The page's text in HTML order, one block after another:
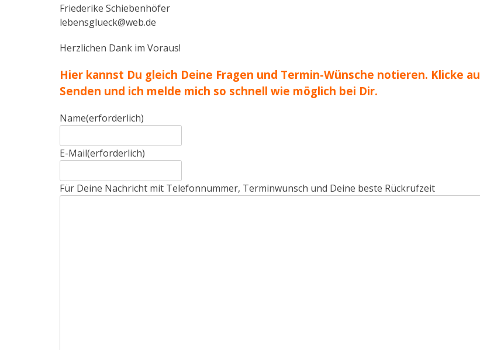
Friederike Schiebenhöfer
lebensglueck@web.de
Herzlichen Dank im Voraus!
Hier kannst Du gleich Deine Fragen und Termin-Wünsche notieren. Klicke
Senden und ich melde mich so schnell wie möglich bei Dir.
Name(erforderlich)
E-Mail(erforderlich)
Für Deine Nachricht mit Telefonnummer, Terminwunsch und Deine beste Rückrufzeit